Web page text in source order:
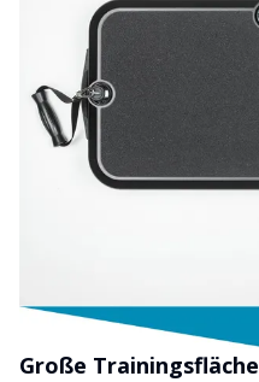
Große Trainingsfläche